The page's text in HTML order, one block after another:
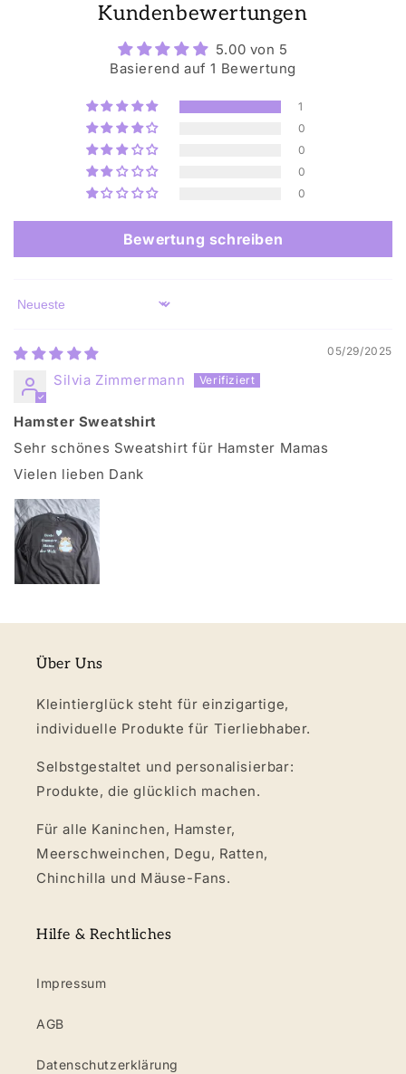
Kundenbewertungen
5.00 von 5
Basierend auf 1 Bewertung
1
0
0
0
0
Bewertung schreiben
Sort by
05/29/2025
Silvia Zimmermann
Hamster Sweatshirt
Sehr schönes Sweatshirt für Hamster Mamas
Vielen lieben Dank
Über Uns
Kleintierglück steht für einzigartige,
individuelle Produkte für Tierliebhaber.
Selbstgestaltet und personalisierbar:
Produkte, die glücklich machen.
Für alle Kaninchen, Hamster,
Meerschweinchen, Degu, Ratten,
Chinchilla und Mäuse-Fans.
Hilfe & Rechtliches
Impressum
AGB
Datenschutzerklärung